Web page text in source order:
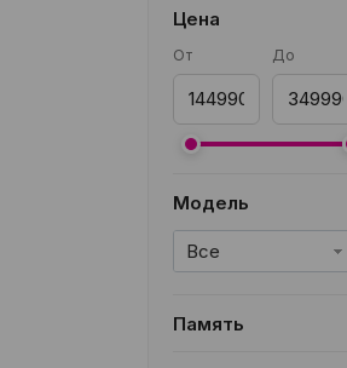
Цена
От До
Модель
Все
Память